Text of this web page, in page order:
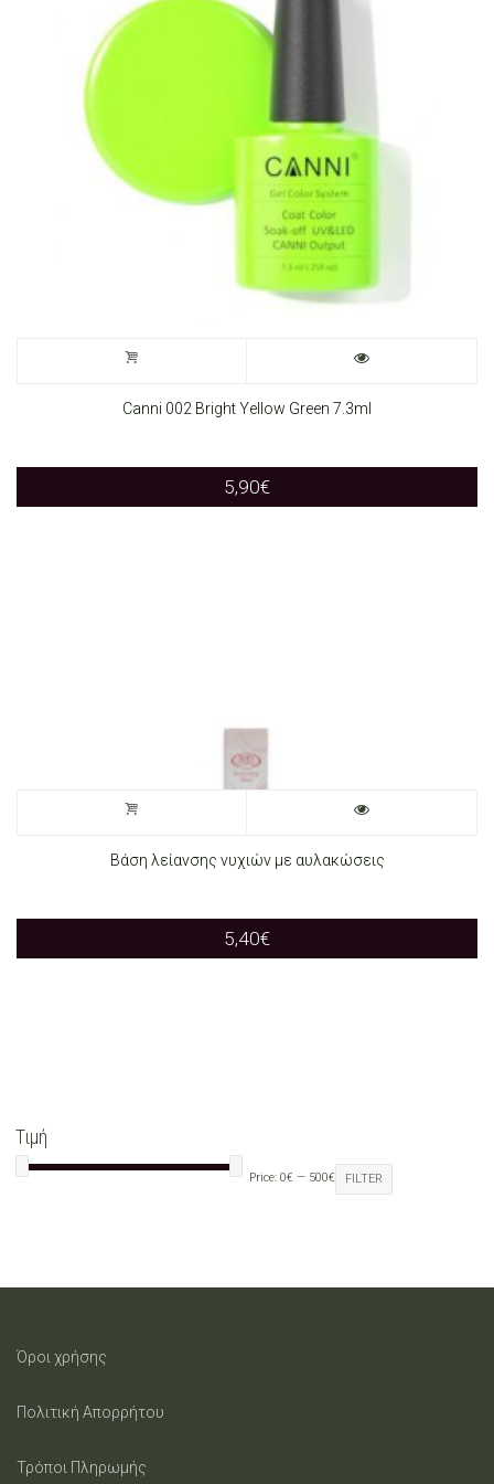
Canni 002 Bright Yellow Green 7.3ml
5,90€
Βάση λείανσης νυχιών με αυλακώσεις
5,40€
Τιμή
FILTER
Price:0€ — 500€
Όροι χρήσης
Πολιτική Απορρήτου
Τρόποι Πληρωμής